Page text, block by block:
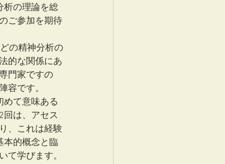
析の理論を総
ご参加を期待
の精神分析の
的な関係にあ
門家ですの
容です。
めて意味ある
回は、アセス
、これは経験
本的概念と臨
て学びます。